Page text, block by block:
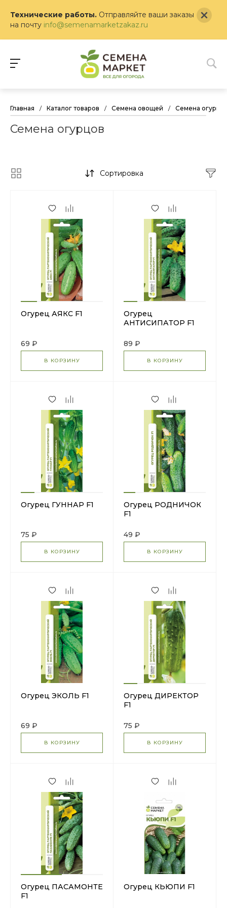
Технические работы. Отправляйте ваши заказы
на почту info@semenamarketzakaz.ru
Главная / Каталог товаров / Семена овощей / Семена
Семена огурцов
Сортировка
Огурец АЯКС F1
69 ₽
В КОРЗИНУ
Огурец
АНТИСИПАТОР F1
89 ₽
В КОРЗИНУ
Огурец ГУННАР F1
75 ₽
В КОРЗИНУ
Огурец РОДНИЧОК
F1
49 ₽
В КОРЗИНУ
Огурец ЭКОЛЬ F1
69 ₽
В КОРЗИНУ
Огурец ДИРЕКТОР
F1
75 ₽
В КОРЗИНУ
Огурец ПАСАМОНТЕ
F1
Огурец КЬЮПИ F1